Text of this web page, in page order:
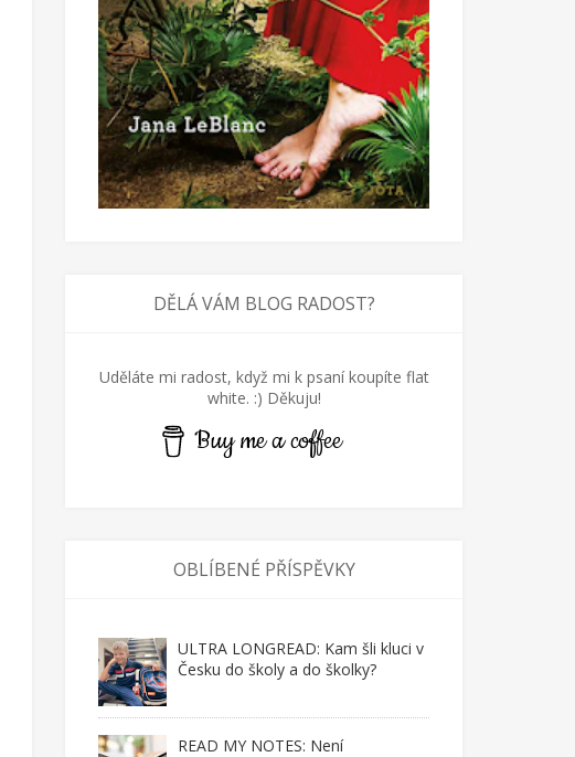
DĚLÁ VÁM BLOG RADOST?
Uděláte mi radost, když mi k psaní koupíte flat
white. :) Děkuju!
Buy me a coffee
OBLÍBENÉ PŘÍSPĚVKY
ULTRA LONGREAD: Kam šli kluci v
Česku do školy a do školky?
READ MY NOTES: Není